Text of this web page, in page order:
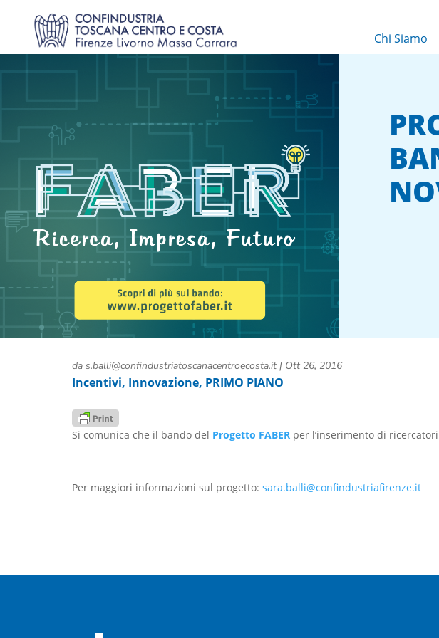
Chi Siamo
da s.balli@confindustriatoscanacentroecosta.it| Ott 26, 2016
Incentivi, Innovazione, PRIMO PIANO
Si comunica che il bando del Progetto FABERper l’inserimento di
Per maggiori informazioni sul progetto: sara.balli@confindustriafirenze.it